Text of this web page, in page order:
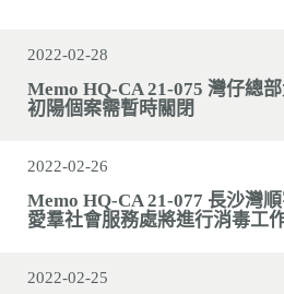
2022-02-28
Memo HQ-CA 21-075 灣仔總
初陽個案需暫時關閉
2022-02-26
Memo HQ-CA 21-077 長沙灣
愛羣社會服務處將進行消毒工
2022-02-25